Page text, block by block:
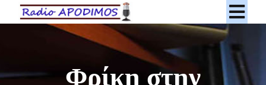
Φρίκη στην